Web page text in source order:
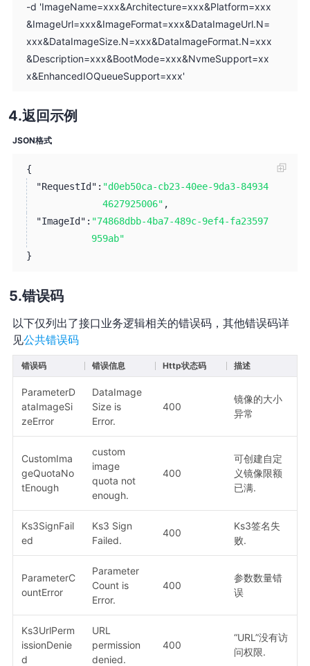
-d 'ImageName=xxx&Architecture=xxx&Platform=xxx
&ImageUrl=xxx&ImageFormat=xxx&DataImageUrl.N=
xxx&DataImageSize.N=xxx&DataImageFormat.N=xxx
&Description=xxx&BootMode=xxx&NvmeSupport=xx
x&EnhancedIOQueueSupport=xxx'
返回示例
JSON格式
{
"RequestId": "d0eb50ca-cb23-40ee-9da3-84934
4627925006" ,
"ImageId": "74868dbb-4ba7-489c-9ef4-fa23597
959ab"
}
错误码
以下仅列出了接口业务逻辑相关的错误码，其他错误码详
见公共错误码
错误码 错误信息 Http状态码 描述
ParameterD
ataImageSi
zeError
DataImage
Size is
Error.
400
镜像的大小
异常
CustomIma
geQuotaNo
tEnough
custom
image
quota not
enough.
400
可创建自定
义镜像限额
已满.
Ks3SignFail
ed
Ks3 Sign
Failed.
400
Ks3签名失
败.
ParameterC
ountError
Parameter
Count is
Error.
400
参数数量错
误
Ks3UrlPerm
issionDenie
d
URL
permission
denied.
400
“URL”没有访
问权限.